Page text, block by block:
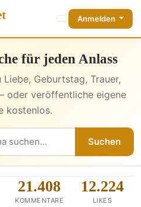
Anmelden
für jeden Anlass
Geburtstag, Trauer,
oder veröffentliche eigene
kostenlos.
Suchen
21.408
KOMMENTARE
12.224
LIKES